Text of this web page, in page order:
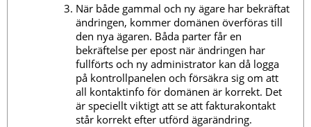
När både gammal och ny ägare har bekräftat
ändringen, kommer domänen överföras till
den nya ägaren. Båda parter får en
bekräftelse per epost när ändringen har
fullförts och ny administrator kan då logga
på kontrollpanelen och försäkra sig om att
all kontaktinfo för domänen är korrekt. Det
är speciellt viktigt att se att fakturakontakt
står korrekt efter utförd ägarändring.